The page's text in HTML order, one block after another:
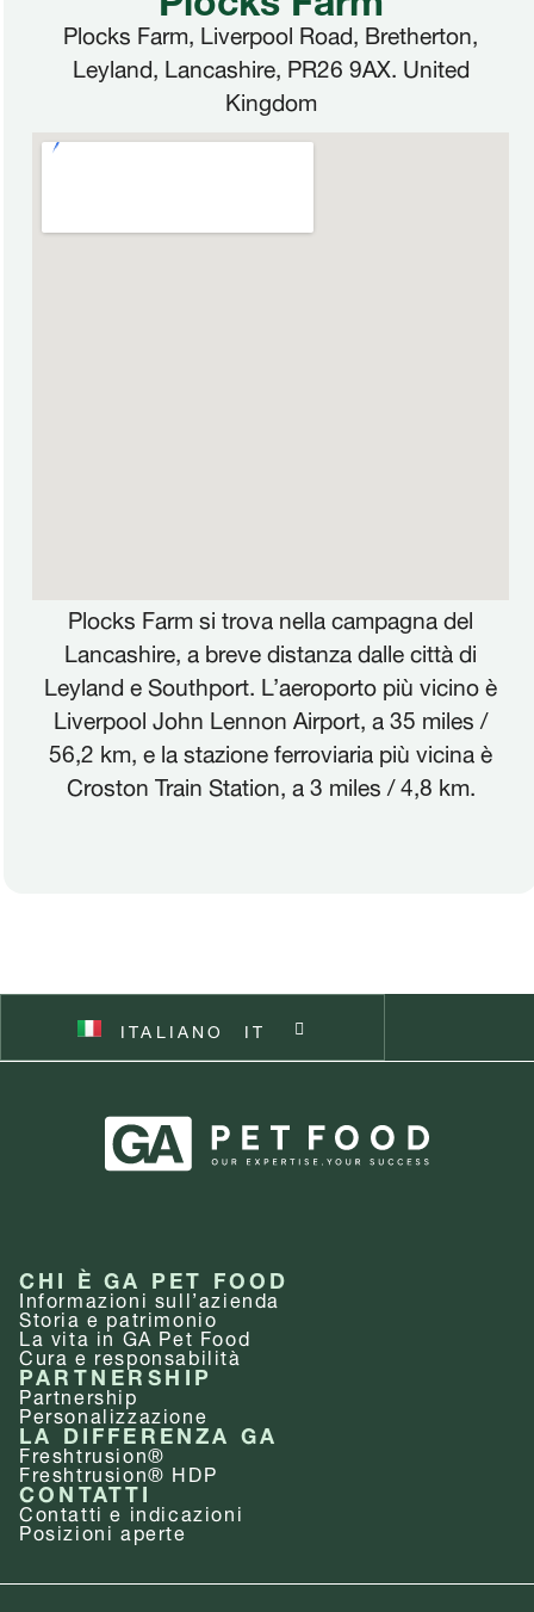
Plocks Farm, Liverpool Road, Bretherton,
Leyland, Lancashire, PR26 9AX. United
Kingdom
Plocks Farm si trova nella campagna del
Lancashire, a breve distanza dalle città di
Leyland e Southport. L’aeroporto più vicino è
Liverpool John Lennon Airport, a 35 miles /
56,2 km, e la stazione ferroviaria più vicina è
Croston Train Station, a 3 miles / 4,8 km.
ITALIANO IT
FRANÇAIS FR
DEUTSCH DE
NEDERLANDS NL
SVENSKA SV
CHI È GA PET FOOD
Informazioni sull’azienda
Storia e patrimonio
La vita in GA Pet Food
Cura e responsabilità
PARTNERSHIP
Partnership
Personalizzazione
LA DIFFERENZA GA
Freshtrusion®
Freshtrusion® HDP
CONTATTI
Contatti e indicazioni
Posizioni aperte